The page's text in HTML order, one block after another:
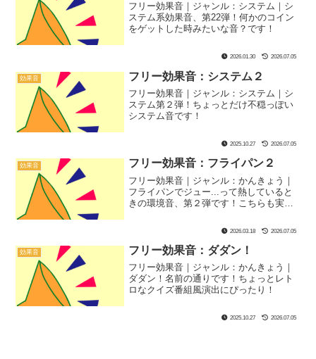
フリー効果音｜ジャンル：システム｜シ
ステム系効果音、第22弾！何かのコイン
をゲットした時みたいな音？です！
2026.01.30 2026.07.05
効果音 フリー効果音：システム２
フリー効果音｜ジャンル：システム｜シ
ステム第２弾！ちょっとだけ不穏っぽい
システム音です！
2025.10.27 2026.07.05
効果音 フリー効果音：フライパン２
フリー効果音｜ジャンル：かんきょう｜
フライパンでジュー...って熱していると
きの環境音、第２弾です！こちらも実際
やASMRにぴったり！もちろん、第１弾
とはちょっとだけ違う響きです！
2026.03.18 2026.07.05
効果音 フリー効果音：ダダン！
フリー効果音｜ジャンル：かんきょう｜
ダダン！名前の通りです！ちょっとレト
ロなクイズ番組風演出にぴったり！
2025.10.27 2026.07.05